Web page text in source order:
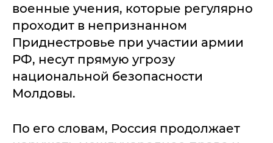
военные учения, которые регулярно
проходит в непризнанном
Приднестровье при участии армии
РФ, несут прямую угрозу
национальной безопасности
Молдовы.
По его словам, Россия продолжает